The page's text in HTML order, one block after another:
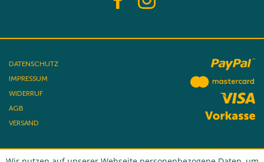
DATENSCHUTZ
IMPRESSUM
WIDERRUF
AGB
VERSAND